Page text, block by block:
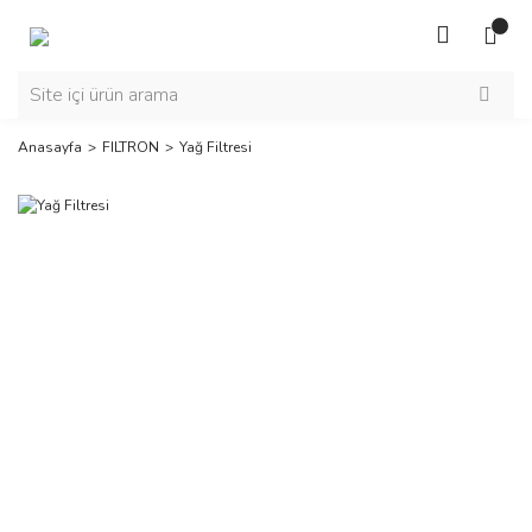
Anasayfa FILTRON Yağ Filtresi